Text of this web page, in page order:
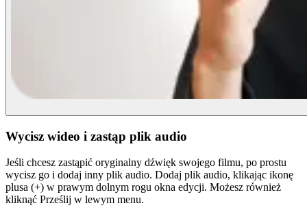
Wycisz wideo i zastąp plik audio
Jeśli chcesz zastąpić oryginalny dźwięk swojego filmu, po prostu
wycisz go i dodaj inny plik audio. Dodaj plik audio, klikając ikonę
plusa (+) w prawym dolnym rogu okna edycji. Możesz również
kliknąć Prześlij w lewym menu.